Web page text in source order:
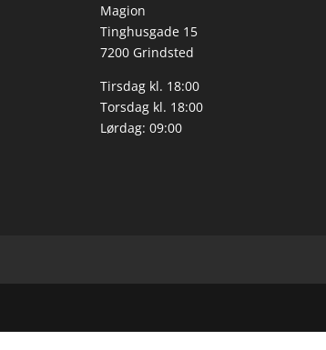
Magion
Tinghusgade 15
7200 Grindsted
Tirsdag kl. 18:00
Torsdag kl. 18:00
Lørdag: 09:00